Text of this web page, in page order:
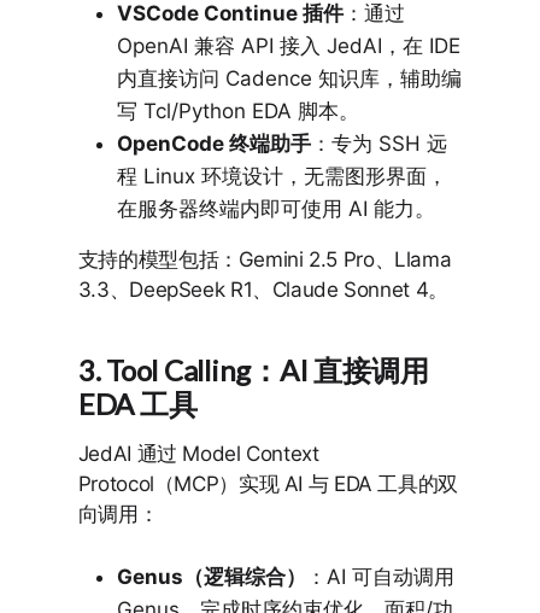
VSCode Continue 插件：通过
OpenAI 兼容 API 接入 JedAI，在 IDE
内直接访问 Cadence 知识库，辅助编
写 Tcl/Python EDA 脚本。
OpenCode 终端助手：专为 SSH 远
程 Linux 环境设计，无需图形界面，
在服务器终端内即可使用 AI 能力。
支持的模型包括：Gemini 2.5 Pro、Llama
3.3、DeepSeek R1、Claude Sonnet 4。
3. Tool Calling：AI 直接调用
EDA 工具
JedAI 通过 Model Context
Protocol（MCP）实现 AI 与 EDA 工具的双
向调用：
Genus（逻辑综合）
：AI 可自动调用